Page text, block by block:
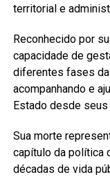
territorial e
Reconhecido por
capacidade de
diferentes fases
acompanhando e
Estado desde
Sua morte
capítulo da política
décadas de vida